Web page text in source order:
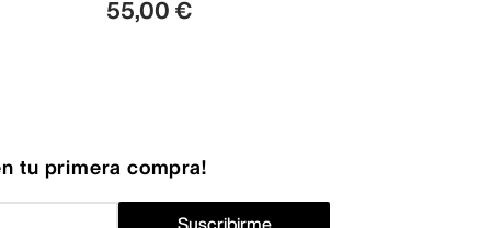
55,00 €
tu primera compra!
Suscribirme